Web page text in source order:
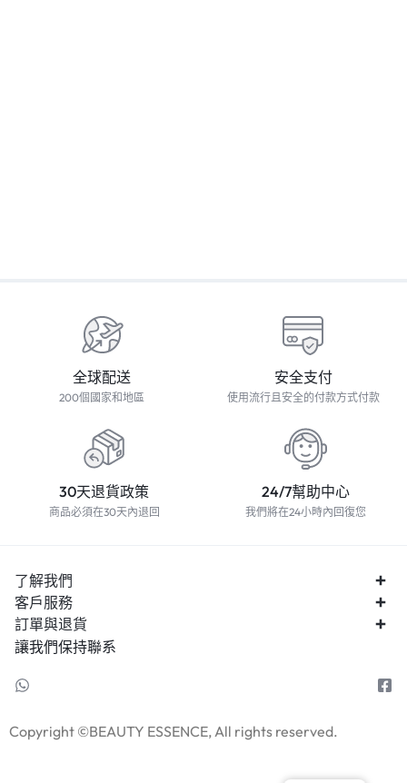
全球配送
200個國家和地區
安全支付
使用流行且安全的付款方式付款
30天退貨政策
商品必須在30天內退回
24/7幫助中心
我們將在24小時內回復您
了解我們
客戶服務
訂單與退貨
讓我們保持聯系
Copyright ©BEAUTY ESSENCE, All rights reserved.